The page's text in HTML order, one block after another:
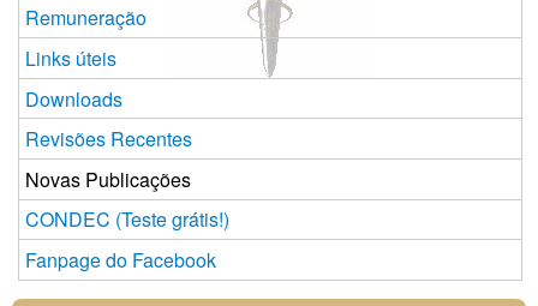
Remuneração
Links úteis
Downloads
Revisões Recentes
Novas Publicações
CONDEC (Teste grátis!)
Fanpage do Facebook